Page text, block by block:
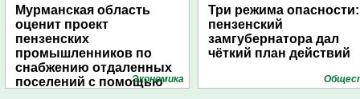
Мурманская область
оценит проект
пензенских
промышленников по
снабжению отдаленных
поселений с помощью
Экономика
Три режима опасности:
пензенский
замгубернатора дал
чёткий план действий